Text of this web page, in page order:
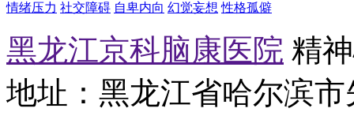
情绪压力 社交障碍 自卑内向 幻觉妄想 性格孤僻
黑龙江京科脑康医院 精
地址：黑龙江省哈尔滨